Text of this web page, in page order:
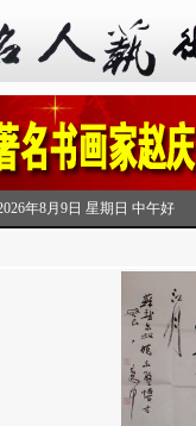
年8月9日 星期日 中午好